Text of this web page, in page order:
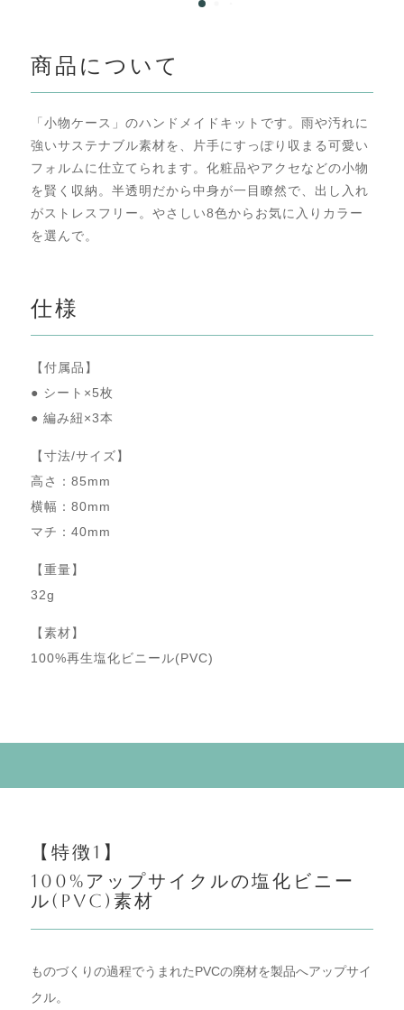
商品について
「小物ケース」のハンドメイドキットです。雨や汚れに
強いサステナブル素材を、片手にすっぽり収まる可愛い
フォルムに仕立てられます。化粧品やアクセなどの小物
を賢く収納。半透明だから中身が一目瞭然で、出し入れ
がストレスフリー。やさしい8色からお気に入りカラー
を選んで。
仕様
【付属品】
● シート×5枚
● 編み紐×3本
【寸法/サイズ】
高さ：85mm
横幅：80mm
マチ：40mm
【重量】
32g
【素材】
100%再生塩化ビニール(PVC)
【特徴1】
100% アップサイクルの塩化ビニー
ル(PVC) 素材
ものづくりの過程でうまれたPVCの廃材を製品へアップサイ
クル。